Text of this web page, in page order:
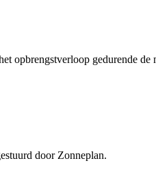
opbrengstverloop gedurende de
door Zonneplan.